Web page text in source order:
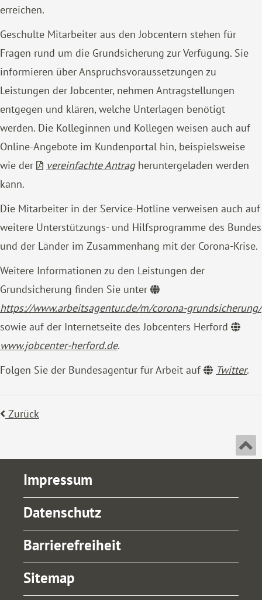
erreichen.
Geschulte Mitarbeiter aus den Jobcentern stehen für
Fragen rund um die Grundsicherung zur Verfügung. Sie
informieren über Anspruchsvoraussetzungen zu
Leistungen der Jobcenter, nehmen Antragstellungen
entgegen und klären, welche Unterlagen benötigt
werden. Die Kolleginnen und Kollegen weisen auch auf
Online-Angebote im Kundenportal hin, beispielsweise
wie der
vereinfachte Antragheruntergeladen werden
kann.
Die Mitarbeiter in der Service-Hotline verweisen auch auf
weitere Unterstützungs- und Hilfsprogramme des Bundes
und der Länder im Zusammenhang mit der Corona-Krise.
Weitere Informationen zu den Leistungen der
Grundsicherung finden Sie unter
https://www.arbeitsagentur.de/m/corona-grundsicherung/
sowie auf der Internetseite des Jobcenters Herford
www.jobcenter-herford.de.
Folgen Sie der Bundesagentur für Arbeit auf
Twitter.
Zurück
Impressum
Datenschutz
Barrierefreiheit
Sitemap